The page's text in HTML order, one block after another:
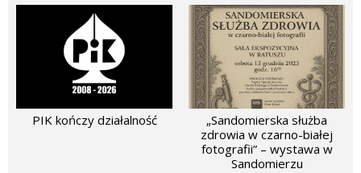
PIK kończy działalność
„Sandomierska służba
zdrowia w czarno-białej
fotografii” – wystawa w
Sandomierzu